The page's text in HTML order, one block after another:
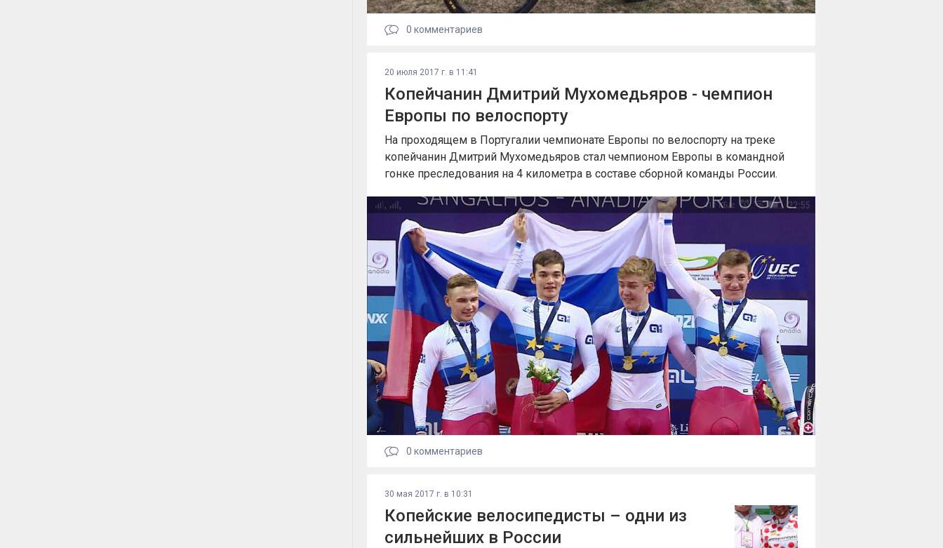
0 комментариев
20 июля 2017 г. в 11:41
Копейчанин Дмитрий Мухомедьяров - чемпион
Европы по велоспорту
На проходящем в Португалии чемпионате Европы по велоспорту на треке
копейчанин Дмитрий Мухомедьяров стал чемпионом Европы в командной
гонке преследования на 4 километра в составе сборной команды России.
0 комментариев
30 мая 2017 г. в 10:31
Копейские велосипедисты – одни из
сильнейших в России